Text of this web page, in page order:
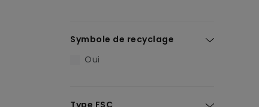
Symbole de recyclage
Oui
Type FSC